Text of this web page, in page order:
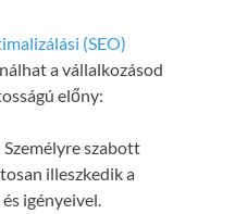
(SEO)
a vállalkozásod
előny:
Személyre szabott
illeszkedik a
igényeivel.